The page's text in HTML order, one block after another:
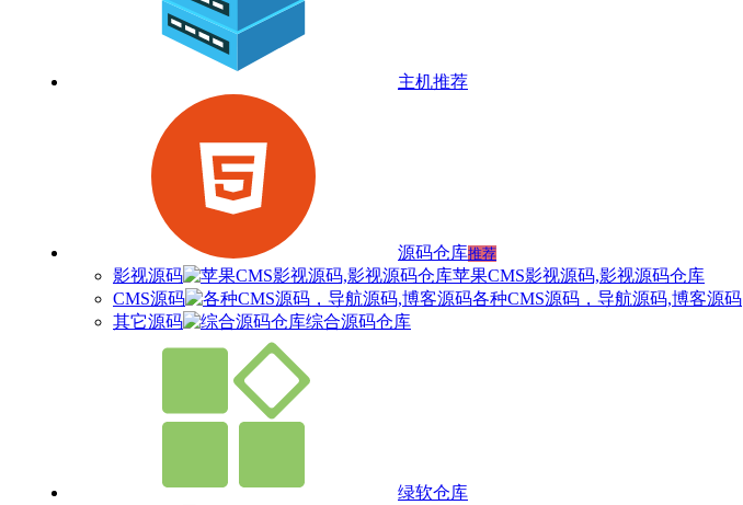
主机推荐
源码仓库推荐
影视源码
苹果CMS影视源码,影视源码仓库
CMS源码
各种CMS源码，导航源码,博客源码
其它源码
综合源码仓库
绿软仓库